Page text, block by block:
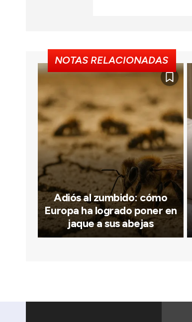
NOTAS RELACIONADAS
Adiós al zumbido: cómo
Europa ha logrado poner en
jaque a sus abejas